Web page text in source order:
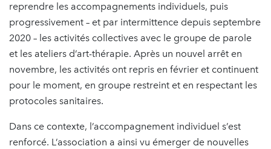
reprendre les accompagnements individuels, puis
progressivement – et par intermittence depuis septembre
2020 – les activités collectives avec le groupe de parole
et les ateliers d’art-thérapie. Après un nouvel arrêt en
novembre, les activités ont repris en février et continuent
pour le moment, en groupe restreint et en respectant les
protocoles sanitaires.
Dans ce contexte, l’accompagnement individuel s’est
renforcé. L’association a ainsi vu émerger de nouvelles